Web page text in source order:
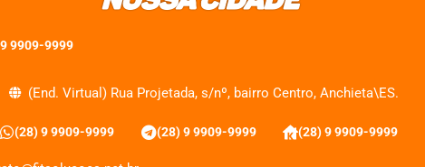
9909-9999
(End. Virtual) Rua Projetada, s/nº, bairro Centro, Anchieta\ES.
(28) 9 9909-9999 (28) 9 9909-9999 (28) 9 9909-9999